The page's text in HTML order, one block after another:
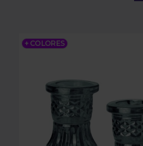
+ COLORES
BASE MICRO SMOKED